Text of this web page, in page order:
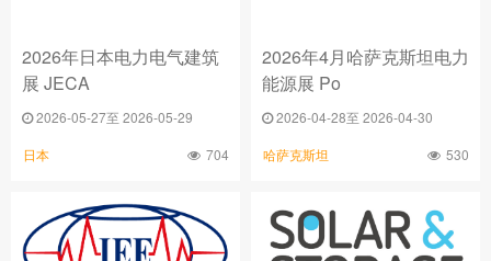
2026年日本电力电气建筑
展 JECA
2026-05-27至 2026-05-29
日本 704
2026年4月哈萨克斯坦电力
能源展 Po
2026-04-28至 2026-04-30
哈萨克斯坦 530